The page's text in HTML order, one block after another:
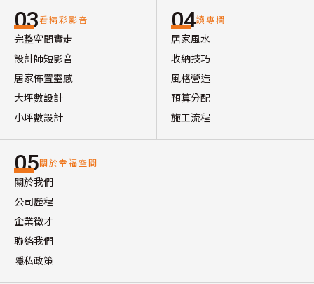
03看精彩影音
完整空間實走
設計師短影音
居家佈置靈感
大坪數設計
小坪數設計
04讀專欄
居家風水
收納技巧
風格營造
預算分配
施工流程
05關於幸福空間
關於我們
公司歷程
企業徵才
聯絡我們
隱私政策